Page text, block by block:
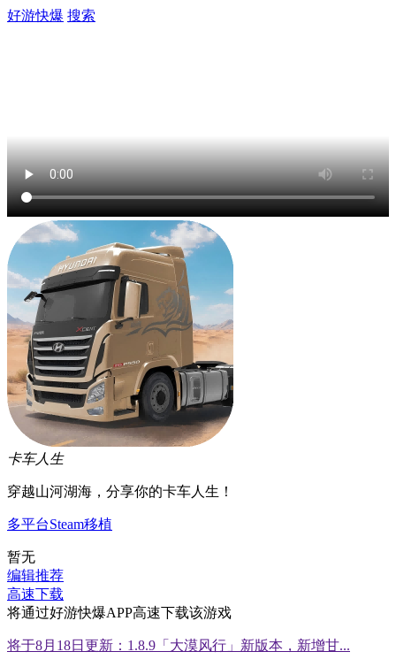
好游快爆 搜索
卡车人生
穿越山河湖海，分享你的卡车人生！
多平台Steam移植
暂无
编辑推荐
高速下载
将通过好游快爆APP高速下载该游戏
将于8月18日更新：1.8.9「大漠风行」新版本，新增甘...